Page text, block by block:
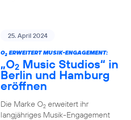
25. April 2024
O2ERWEITERT MUSIK-ENGAGEMENT:
„O2 Music Studios“ in
Berlin und Hamburg
eröffnen
Die Marke O2erweitert ihr
langjähriges Musik-Engagement